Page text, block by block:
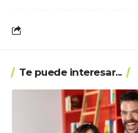
Te puede interesar...